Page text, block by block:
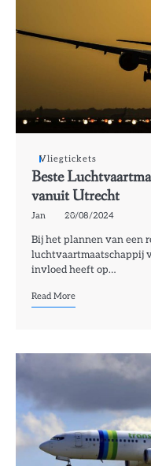
Vliegtickets
Beste
vanuit Utrecht
Jan 20/08/2024
Bij het plannen van een
luchtvaartmaatschappij
invloed heeft op…
Read More